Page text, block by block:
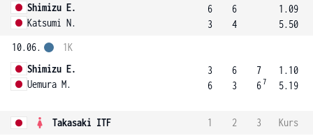
Shimizu E.
Katsumi N.
6
3
6
4
1.09
5.50
10.06.
Shimizu E.
Uemura M.
1K
3
6
6
3
7
67
1.10
5.19
Takasaki ITF 1 2 3
Kurs